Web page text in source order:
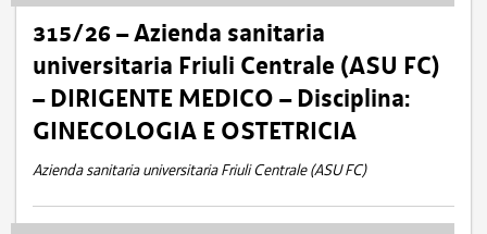
315/26 – Azienda sanitaria
universitaria Friuli Centrale (ASU FC)
– DIRIGENTE MEDICO – Disciplina:
GINECOLOGIA E OSTETRICIA
Azienda sanitaria universitaria Friuli Centrale (ASU FC)